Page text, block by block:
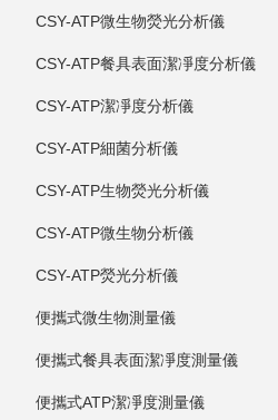
CSY-ATP微生物熒光分析儀
CSY-ATP餐具表面潔凈度分析儀
CSY-ATP潔凈度分析儀
CSY-ATP細菌分析儀
CSY-ATP生物熒光分析儀
CSY-ATP微生物分析儀
CSY-ATP熒光分析儀
便攜式微生物測量儀
便攜式餐具表面潔凈度測量儀
便攜式ATP潔凈度測量儀